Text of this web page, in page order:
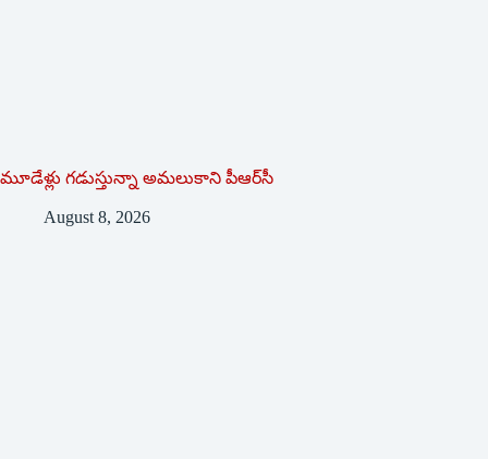
మూడేళ్లు గ‌డుస్తున్నా అమ‌లుకాని పీఆర్‌సీ
August 8, 2026